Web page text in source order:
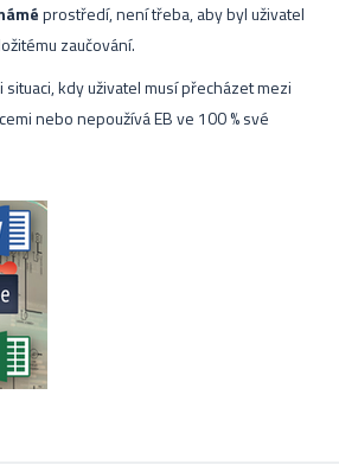
prostředí, není třeba, aby byl uživatel
zaučování.
kdy uživatel musí přecházet mezi
nebo nepoužívá EB ve 100 % své